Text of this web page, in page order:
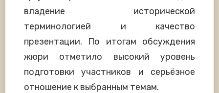
владение исторической
терминологией и качество
презентации. По итогам обсуждения
жюри отметило высокий уровень
подготовки участников и серьёзное
отношение к выбранным темам.